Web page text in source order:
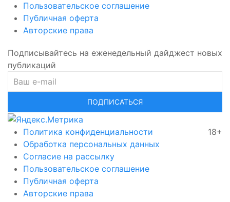
Пользовательское соглашение
Публичная оферта
Авторские права
Подписывайтесь на еженедельный дайджест новых
публикаций
ПОДПИСАТЬСЯ
Политика конфиденциальности
Обработка персональных данных
Согласие на рассылку
Пользовательское соглашение
Публичная оферта
Авторские права
18+